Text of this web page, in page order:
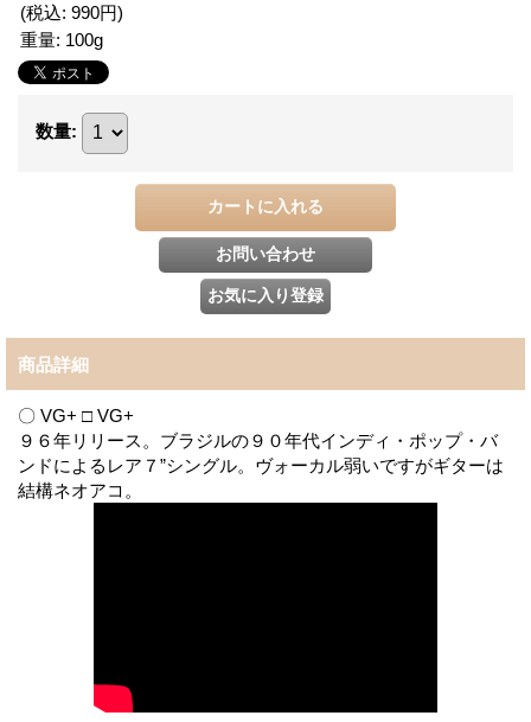
(税込: 990円)
重量: 100g
数量:
商品詳細
〇 VG+ □ VG+
９６年リリース。ブラジルの９０年代インディ・ポップ・バ
ンドによるレア７”シングル。ヴォーカル弱いですがギターは
結構ネオアコ。